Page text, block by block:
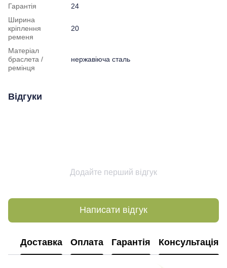
Гарантія
24
Ширина
кріплення
ременя
20
Матеріал
браслета /
ремінця
нержавіюча сталь
Відгуки
Додайте перший відгук
Написати відгук
Доставка Оплата Гарантія Консультація